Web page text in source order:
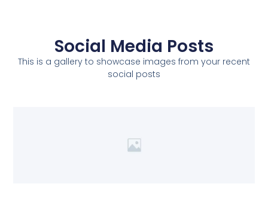
Social Media Posts
This is a gallery to showcase images from your recent
social posts